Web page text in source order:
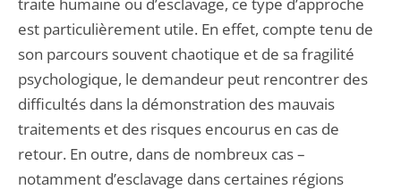
est particulièrement utile. En effet, compte tenu de
son parcours souvent chaotique et de sa fragilité
psychologique, le demandeur peut rencontrer des
difficultés dans la démonstration des mauvais
traitements et des risques encourus en cas de
retour. En outre, dans de nombreux cas –
notamment d’esclavage dans certaines régions